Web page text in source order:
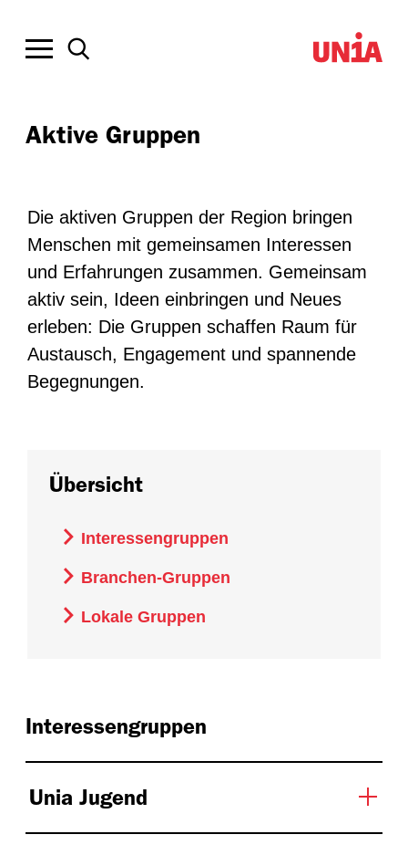
Aktive Gruppen
Die aktiven Gruppen der Region bringen
Menschen mit gemeinsamen Interessen
und Erfahrungen zusammen. Gemeinsam
aktiv sein, Ideen einbringen und Neues
erleben: Die Gruppen schaffen Raum für
Austausch, Engagement und spannende
Begegnungen.
Übersicht
Interessengruppen
Branchen-Gruppen
Lokale Gruppen
Interessengruppen
Unia Jugend